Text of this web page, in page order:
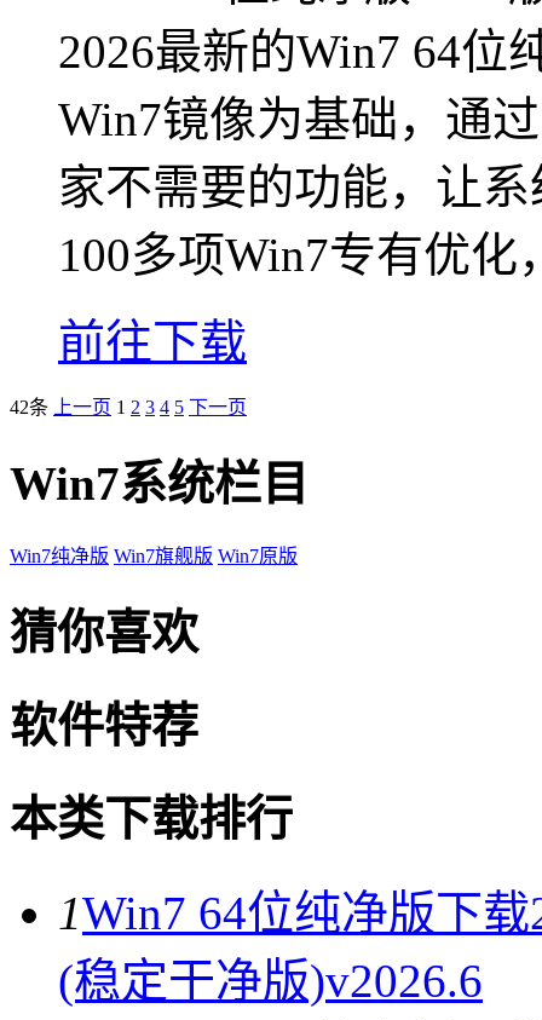
2026最新的Win7 64位
Win7镜像为基础，通
家不需要的功能，让
100多项Win7专有优
前往下载
42条 上一页 1 2 3 4 5 下一页
Win7系统栏目
Win7纯净版 Win7旗舰版 Win7原版
猜你喜欢
软件特荐
本类下载排行
1Win7 64位纯净版下
(稳定干净版)v2026.6